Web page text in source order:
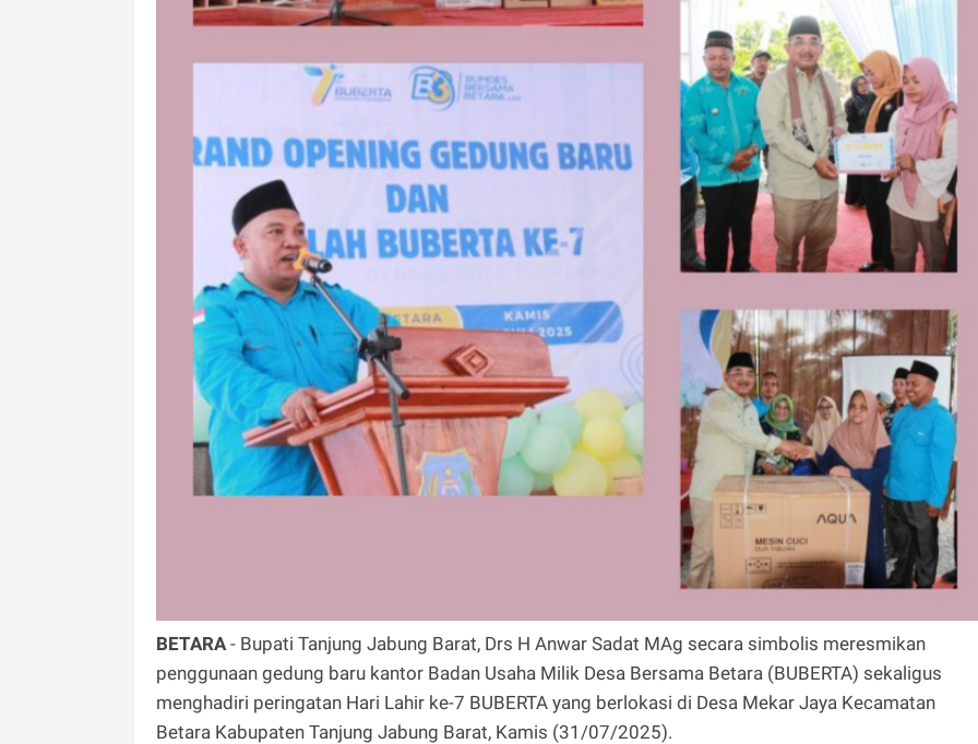
BETARA - Bupati Tanjung Jabung Barat, Drs H Anwar Sadat MAg secara simbolis meresmikan
penggunaan gedung baru kantor Badan Usaha Milik Desa Bersama Betara (BUBERTA) sekaligus
menghadiri peringatan Hari Lahir ke-7 BUBERTA yang berlokasi di Desa Mekar Jaya Kecamatan
Betara Kabupaten Tanjung Jabung Barat, Kamis (31/07/2025).